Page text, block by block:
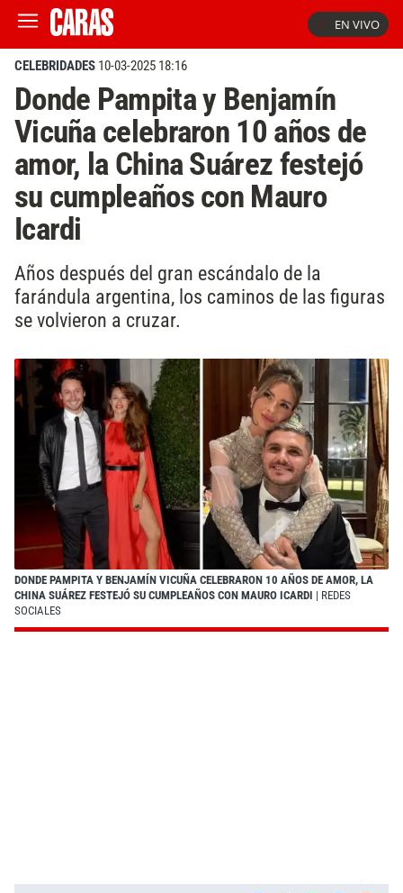
EN VIVO
CELEBRIDADES 10-03-2025 18:16
Donde Pampita y Benjamín
Vicuña celebraron 10 años de
amor, la China Suárez festejó
su cumpleaños con Mauro
Icardi
Años después del gran escándalo de la
farándula argentina, los caminos de las figuras
se volvieron a cruzar.
DONDE PAMPITA Y BENJAMÍN VICUÑA CELEBRARON 10 AÑOS DE AMOR, LA
CHINA SUÁREZ FESTEJÓ SU CUMPLEAÑOS CON MAURO ICARDI | REDES
SOCIALES